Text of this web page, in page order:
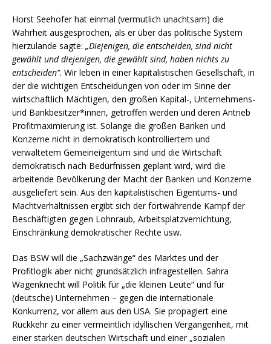
Horst Seehofer hat einmal (vermutlich unachtsam) die
Wahrheit ausgesprochen, als er über das politische System
hierzulande sagte: „Diejenigen, die entscheiden, sind nicht
gewählt und diejenigen, die gewählt sind, haben nichts zu
entscheiden“. Wir leben in einer kapitalistischen Gesellschaft, in
der die wichtigen Entscheidungen von oder im Sinne der
wirtschaftlich Mächtigen, den großen Kapital-, Unternehmens-
und Bankbesitzer*innen, getroffen werden und deren Antrieb
Profitmaximierung ist. Solange die großen Banken und
Konzerne nicht in demokratisch kontrolliertem und
verwaltetem Gemeineigentum sind und die Wirtschaft
demokratisch nach Bedürfnissen geplant wird, wird die
arbeitende Bevölkerung der Macht der Banken und Konzerne
ausgeliefert sein. Aus den kapitalistischen Eigentums- und
Machtverhältnissen ergibt sich der fortwährende Kampf der
Beschäftigten gegen Lohnraub, Arbeitsplatzvernichtung,
Einschränkung demokratischer Rechte usw.
Das BSW will die „Sachzwänge“ des Marktes und der
Profitlogik aber nicht grundsätzlich infragestellen. Sahra
Wagenknecht will Politik für „die kleinen Leute“ und für
(deutsche) Unternehmen – gegen die internationale
Konkurrenz, vor allem aus den USA. Sie propagiert eine
Rückkehr zu einer vermeintlich idyllischen Vergangenheit, mit
einer starken deutschen Wirtschaft und einer „sozialen